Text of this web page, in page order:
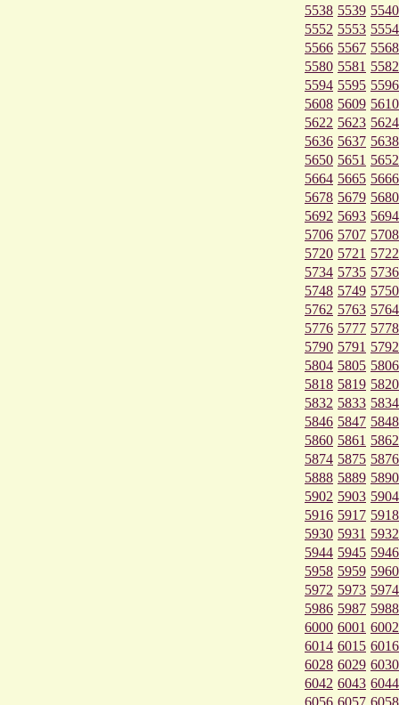
5538 5539 5540
5552 5553 5554
5566 5567 5568
5580 5581 5582
5594 5595 5596
5608 5609 5610
5622 5623 5624
5636 5637 5638
5650 5651 5652
5664 5665 5666
5678 5679 5680
5692 5693 5694
5706 5707 5708
5720 5721 5722
5734 5735 5736
5748 5749 5750
5762 5763 5764
5776 5777 5778
5790 5791 5792
5804 5805 5806
5818 5819 5820
5832 5833 5834
5846 5847 5848
5860 5861 5862
5874 5875 5876
5888 5889 5890
5902 5903 5904
5916 5917 5918
5930 5931 5932
5944 5945 5946
5958 5959 5960
5972 5973 5974
5986 5987 5988
6000 6001 6002
6014 6015 6016
6028 6029 6030
6042 6043 6044
6056 6057 6058